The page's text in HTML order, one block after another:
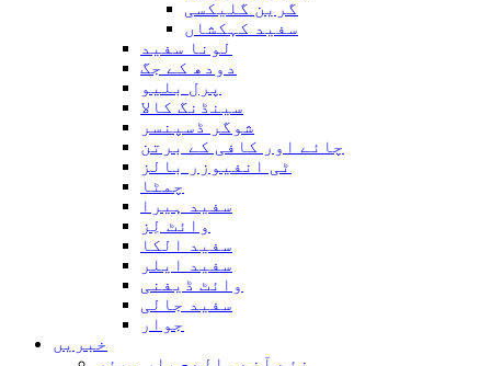
گرین گلیکسی
سفید کہکشاں
لونا سفید
دودھ کے جگ
پرل بلیو
سینڈنگ کالا
شوگر ڈسپنسر
چائے اور کافی کے برتن
ٹی انفیوزر بالز
چمٹا
سفید ہیرا
وائٹ لِز
سفید الکا
سفید ایلر
وائٹ ڈیفنی
سفید جالی
جوار
خبریں